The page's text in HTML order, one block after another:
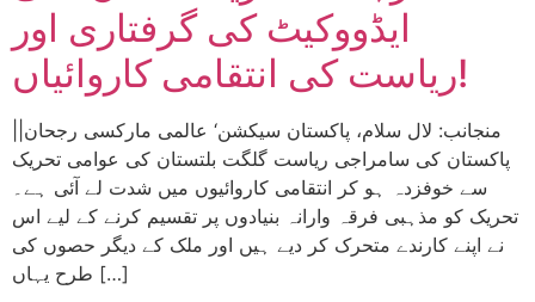
ایڈووکیٹ کی گرفتاری اور
ریاست کی انتقامی کاروائیاں!
پاکستان کی سامراجی ریاست گلگت بلتستان کی عوامی تحریک
سے خوفزدہ ہو کر انتقامی کاروائیوں میں شدت لے آئی ہے۔
تحریک کو مذہبی فرقہ وارانہ بنیادوں پر تقسیم کرنے کے لیے اس
نے اپنے کارندے متحرک کر دیے ہیں اور ملک کے دیگر حصوں کی
طرح یہاں […]